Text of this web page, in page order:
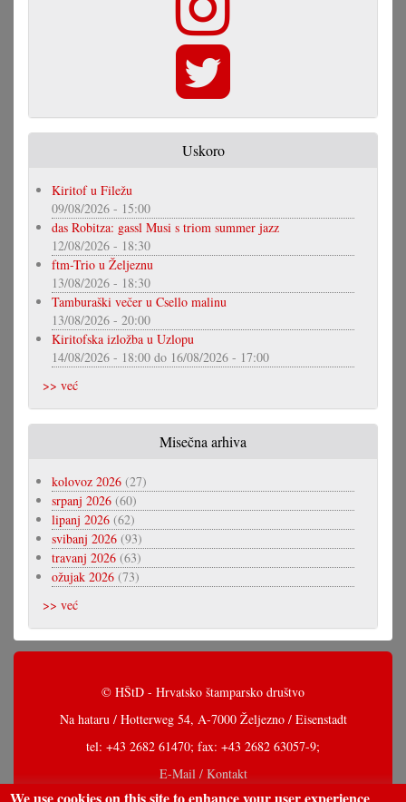
Uskoro
Kiritof u Filežu
09/08/2026 - 15:00
das Robitza: gassl Musi s triom summer jazz
12/08/2026 - 18:30
ftm-Trio u Željeznu
13/08/2026 - 18:30
Tamburaški večer u Csello malinu
13/08/2026 - 20:00
Kiritofska izložba u Uzlopu
14/08/2026 - 18:00 do 16/08/2026 - 17:00
>> već
Misečna arhiva
kolovoz 2026 (27)
srpanj 2026 (60)
lipanj 2026 (62)
svibanj 2026 (93)
travanj 2026 (63)
ožujak 2026 (73)
>> već
© HŠtD - Hrvatsko štamparsko društvo
Na hataru / Hotterweg 54, A-7000 Željezno / Eisenstadt
tel: +43 2682 61470; fax: +43 2682 63057-9;
E-Mail / Kontakt